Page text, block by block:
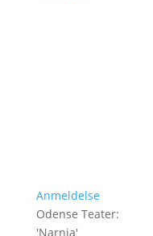
Anmeldelse
Odense Teater:
'Narnia'